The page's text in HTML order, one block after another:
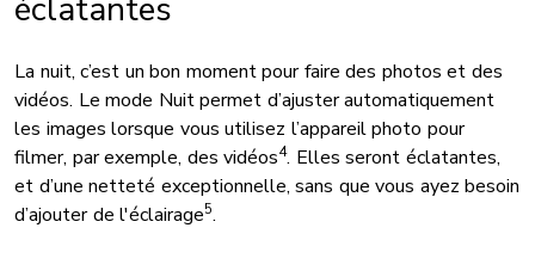
éclatantes
La nuit, c’est un bon moment pour faire des photos et des
vidéos. Le mode Nuit permet d’ajuster automatiquement
les images lorsque vous utilisez l’appareil photo pour
filmer, par exemple, des vidéos4. Elles seront éclatantes,
et d’une netteté exceptionnelle, sans que vous ayez besoin
d’ajouter de l'éclairage5.